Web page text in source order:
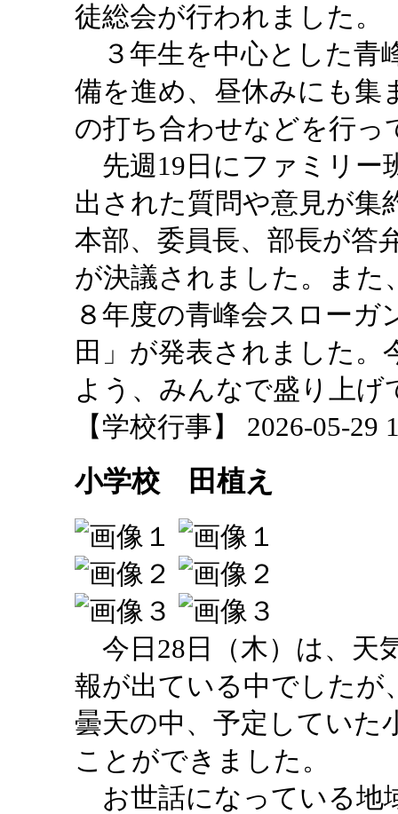
徒総会が行われました。
３年生を中心とした青
備を進め、昼休みにも集
の打ち合わせなどを行っ
先週19日にファミリー
出された質問や意見が集
本部、委員長、部長が答
が決議されました。また
８年度の青峰会スロー
田」が発表されました。
よう、みんなで盛り上げ
【学校行事】 2026-05-29
小学校 田植え
今日28日（木）は、天
報が出ている中でしたが
曇天の中、予定していた
ことができました。
お世話になっている地